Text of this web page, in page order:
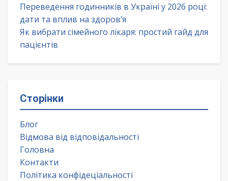
Переведення годинників в Україні у 2026 році:
дати та вплив на здоров’я
Як вибрати сімейного лікаря: простий гайд для
пацієнтів
Сторінки
Блог
Відмова від відповідальності
Головна
Контакти
Політика конфідеціальності